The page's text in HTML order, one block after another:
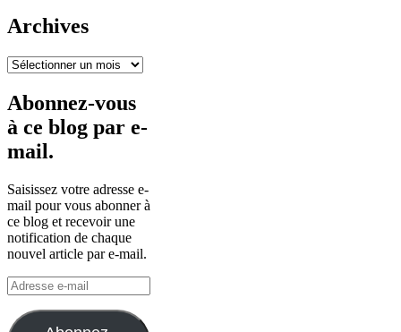
Archives
Archives
Abonnez-vous
à ce blog par e-
mail.
Saisissez votre adresse e-
mail pour vous abonner à
ce blog et recevoir une
notification de chaque
nouvel article par e-mail.
Adresse
e-
mail